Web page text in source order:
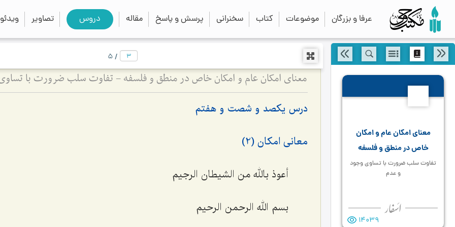
عرفا و بزرگان موضوعات کتاب سخنرانی پرسش و پاسخ مقاله دروس تصاویر ویدئو search
close
معنای امکان عام و امکان
خاص در منطق و فلسفه
تفاوت سلب ضرورت با تساوی وجود
و عدم
14039
/
5
معنای امکان عام و امکان خاص در منطق و فلسفه - تفاوت سلب ضرورت با
درس یکصد و شصت و هفتم
معانی امکان (2)
أعوذ بالله من الشیطان الرجیم
بسم الله الرحمن الرحیم